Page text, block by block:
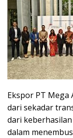
Ekspor PT Mega
dari sekadar
dari
dalam